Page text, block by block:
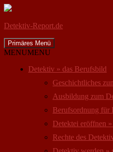
Detektiv-Report.de
Suchen
Primäres Menü
Inhalt
MENUMENU
Detektiv » das Berufsbild
Geschichtliches
Ausbildung zum
Berufsordnung für
Detektei eröffnen »
Rechte des